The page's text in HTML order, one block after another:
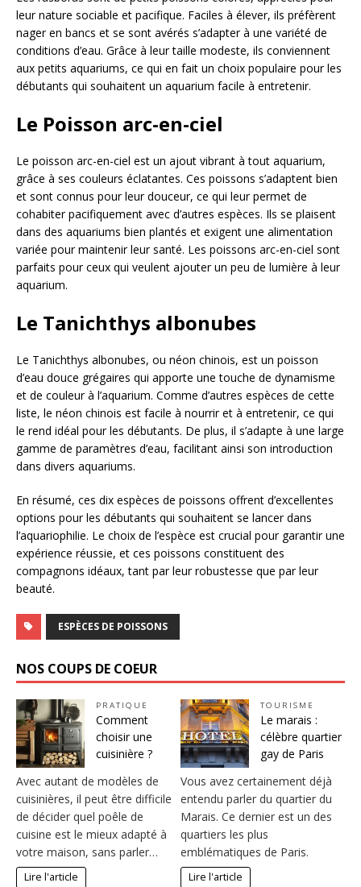
leur nature sociable et pacifique. Faciles à élever, ils préfèrent
nager en bancs et se sont avérés s’adapter à une variété de
conditions d’eau. Grâce à leur taille modeste, ils conviennent
aux petits aquariums, ce qui en fait un choix populaire pour les
débutants qui souhaitent un aquarium facile à entretenir.
Le Poisson arc-en-ciel
Le poisson arc-en-ciel est un ajout vibrant à tout aquarium,
grâce à ses couleurs éclatantes. Ces poissons s’adaptent bien
et sont connus pour leur douceur, ce qui leur permet de
cohabiter pacifiquement avec d’autres espèces. Ils se plaisent
dans des aquariums bien plantés et exigent une alimentation
variée pour maintenir leur santé. Les poissons arc-en-ciel sont
parfaits pour ceux qui veulent ajouter un peu de lumière à leur
aquarium.
Le Tanichthys albonubes
Le Tanichthys albonubes, ou néon chinois, est un poisson
d’eau douce grégaires qui apporte une touche de dynamisme
et de couleur à l’aquarium. Comme d’autres espèces de cette
liste, le néon chinois est facile à nourrir et à entretenir, ce qui
le rend idéal pour les débutants. De plus, il s’adapte à une large
gamme de paramètres d’eau, facilitant ainsi son introduction
dans divers aquariums.
En résumé, ces dix espèces de poissons offrent d’excellentes
options pour les débutants qui souhaitent se lancer dans
l’aquariophilie. Le choix de l’espèce est crucial pour garantir une
expérience réussie, et ces poissons constituent des
compagnons idéaux, tant par leur robustesse que par leur
beauté.
ESPÈCES DE POISSONS
NOS COUPS DE COEUR
PRATIQUE
Comment
choisir une
cuisinière ?
Avec autant de modèles de
cuisinières, il peut être difficile
de décider quel poêle de
cuisine est le mieux adapté à
votre maison, sans parler…
Lire l'article
TOURISME
Le marais :
célèbre quartier
gay de Paris
Vous avez certainement déjà
entendu parler du quartier du
Marais. Ce dernier est un des
quartiers les plus
emblématiques de Paris.
Lire l'article